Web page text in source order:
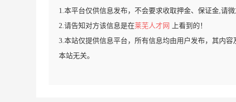
1.本平台仅供信息发布，不会要求收取押金、保证金,请微
2.请告知对方该信息是在莱芜人才网
上看到的！
3.本站仅提供信息平台，所有信息均由用户发布，其内
本站无关。